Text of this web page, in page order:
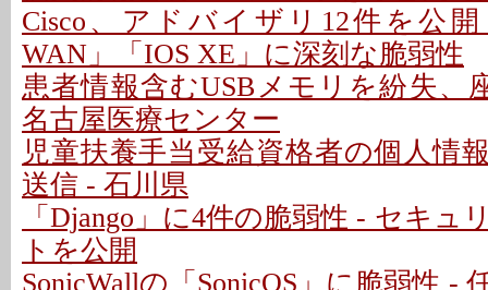
Cisco、アドバイザリ12件を公開
WAN」「IOS XE」に深刻な脆弱性
患者情報含むUSBメモリを紛失、
名古屋医療センター
児童扶養手当受給資格者の個人情
送信 - 石川県
「Django」に4件の脆弱性 - セキュ
トを公開
SonicWallの「SonicOS」に脆弱性 -